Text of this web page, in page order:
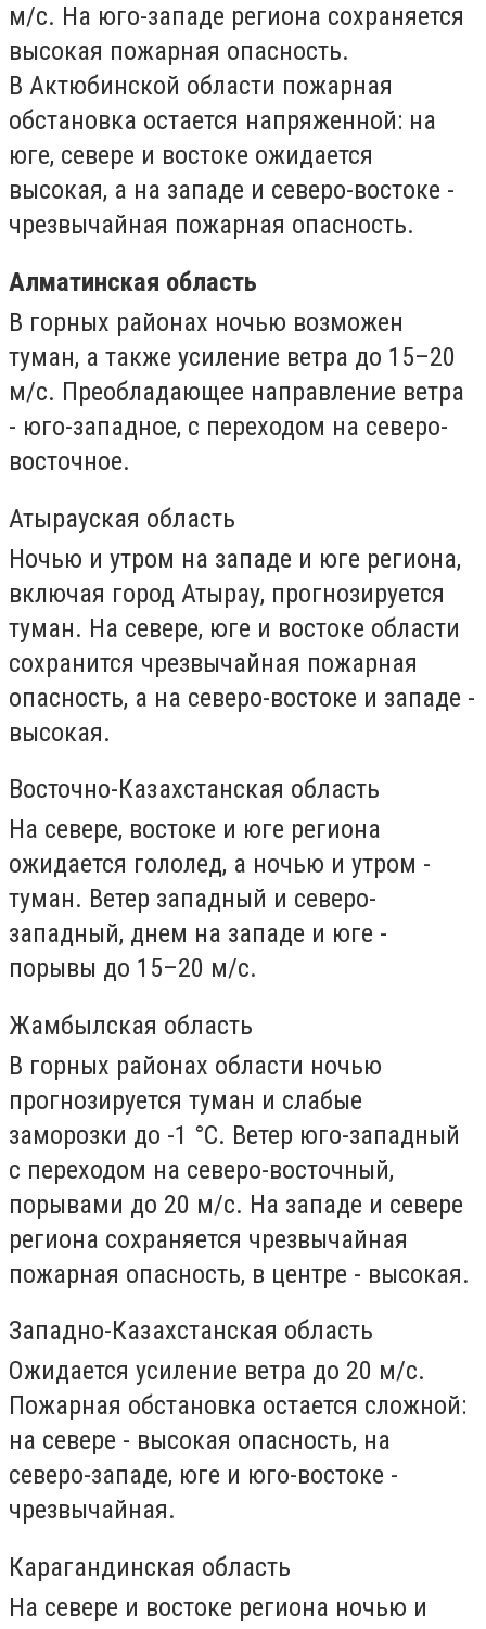
м/с. На юго-западе региона сохраняется
высокая пожарная опасность.
В Актюбинской области пожарная
обстановка остается напряженной: на
юге, севере и востоке ожидается
высокая, а на западе и северо-востоке -
чрезвычайная пожарная опасность.
Алматинская область
В горных районах ночью возможен
туман, а также усиление ветра до 15–20
м/с. Преобладающее направление ветра
- юго-западное, с переходом на северо-
восточное.
Атырауская область
Ночью и утром на западе и юге региона,
включая город Атырау, прогнозируется
туман. На севере, юге и востоке области
сохранится чрезвычайная пожарная
опасность, а на северо-востоке и западе -
высокая.
Восточно-Казахстанская область
На севере, востоке и юге региона
ожидается гололед, а ночью и утром -
туман. Ветер западный и северо-
западный, днем на западе и юге -
порывы до 15–20 м/с.
Жамбылская область
В горных районах области ночью
прогнозируется туман и слабые
заморозки до -1 °C. Ветер юго-западный
с переходом на северо-восточный,
порывами до 20 м/с. На западе и севере
региона сохраняется чрезвычайная
пожарная опасность, в центре - высокая.
Западно-Казахстанская область
Ожидается усиление ветра до 20 м/с.
Пожарная обстановка остается сложной:
на севере - высокая опасность, на
северо-западе, юге и юго-востоке -
чрезвычайная.
Карагандинская область
На севере и востоке региона ночью и